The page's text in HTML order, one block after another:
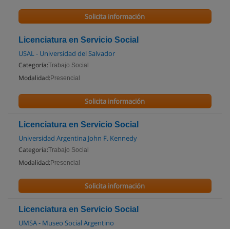
Solicita información
Licenciatura en Servicio Social
USAL - Universidad del Salvador
Categoría:Trabajo Social
Modalidad: Presencial
Solicita información
Licenciatura en Servicio Social
Universidad Argentina John F. Kennedy
Categoría:Trabajo Social
Modalidad: Presencial
Solicita información
Licenciatura en Servicio Social
UMSA - Museo Social Argentino